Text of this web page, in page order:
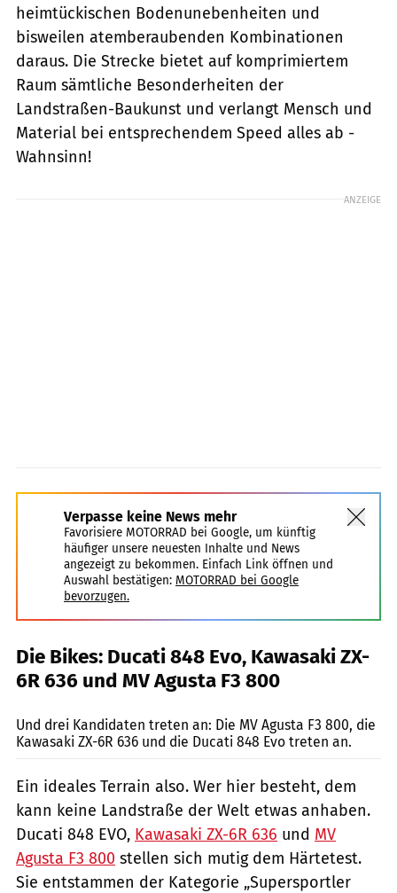
heimtückischen Bodenunebenheiten und
bisweilen atemberaubenden Kombinationen
daraus. Die Strecke bietet auf komprimiertem
Raum sämtliche Besonderheiten der
Landstraßen-Baukunst und verlangt Mensch und
Material bei entsprechendem Speed alles ab -
Wahnsinn!
ANZEIGE
Verpasse keine News mehr
Favorisiere MOTORRAD bei Google, um künftig
häufiger unsere neuesten Inhalte und News
angezeigt zu bekommen. Einfach Link öffnen und
Auswahl bestätigen: MOTORRAD bei Google
bevorzugen.
Die Bikes: Ducati 848 Evo, Kawasaki ZX-
6R 636 und MV Agusta F3 800
Und drei Kandidaten treten an: Die MV Agusta F3 800, die
Kawasaki ZX-6R 636 und die Ducati 848 Evo treten an.
Ein ideales Terrain also. Wer hier besteht, dem
kann keine Landstraße der Welt etwas anhaben.
Ducati 848 EVO, Kawasaki ZX-6R 636 und MV
Agusta F3 800 stellen sich mutig dem Härtetest.
Sie entstammen der Kategorie „Supersportler